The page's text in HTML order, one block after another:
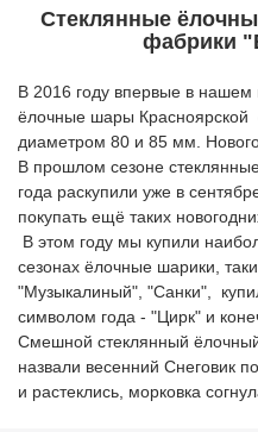
Стеклянные
фабрики
В 2016 году впервые в нашем
ёлочные шары
диаметром 80 и 85 мм.
В прошлом сезоне
года раскупили уже в
покупать ещё таких
В этом году мы купили
сезонах ёлочные шарики,
"Музыкалиный", "Санки",
символом года - "Цирк" и
Смешной стеклянный
назвали весенний Снеговик
и растеклись, морковка